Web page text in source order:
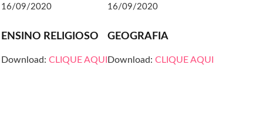
16/09/2020
ENSINO RELIGIOSO
Download: CLIQUE AQUI
16/09/2020
GEOGRAFIA
Download: CLIQUE AQUI